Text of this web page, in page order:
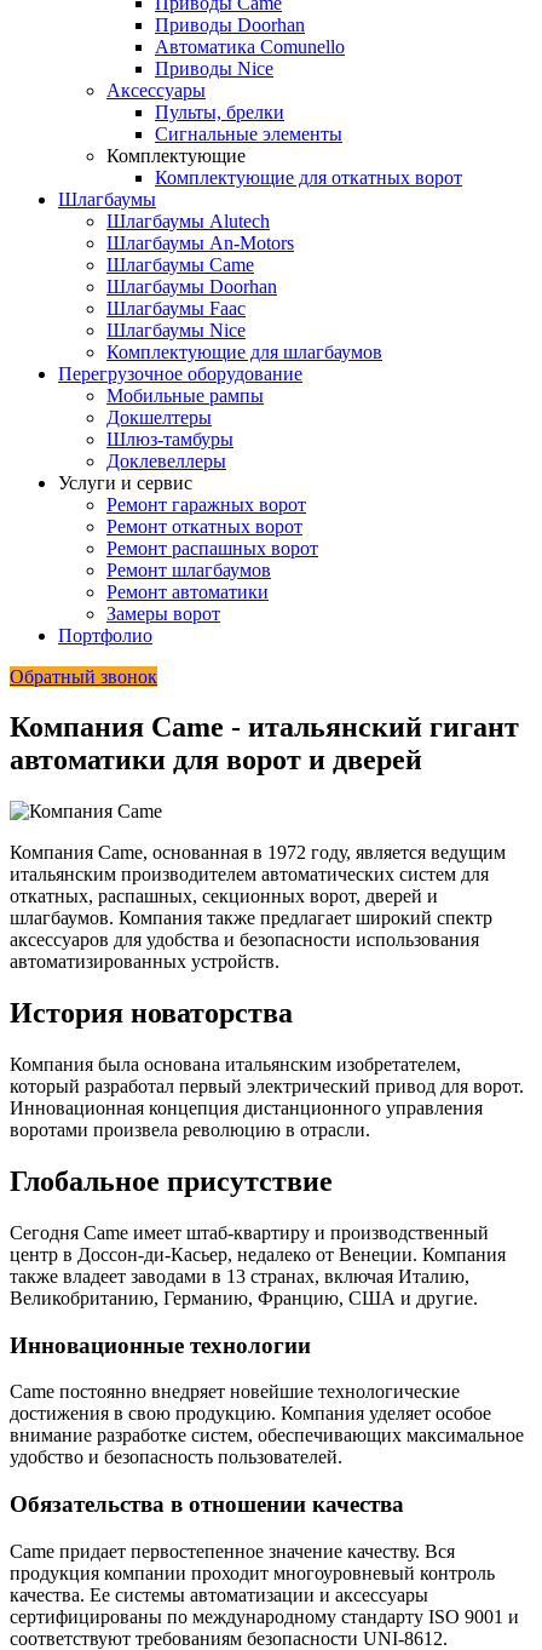
Приводы Doorhan
Автоматика Comunello
Приводы Nice
Аксессуары
Пульты, брелки
Сигнальные элементы
Комплектующие
Комплектующие для откатных ворот
Шлагбаумы
Шлагбаумы Alutech
Шлагбаумы An-Motors
Шлагбаумы Came
Шлагбаумы Doorhan
Шлагбаумы Faac
Шлагбаумы Nice
Комплектующие для шлагбаумов
Перегрузочное оборудование
Мобильные рампы
Докшелтеры
Шлюз-тамбуры
Доклевеллеры
Услуги и сервис
Ремонт гаражных ворот
Ремонт откатных ворот
Ремонт распашных ворот
Ремонт шлагбаумов
Ремонт автоматики
Замеры ворот
Портфолио
Обратный звонок
Компания Came - итальянский гигант
автоматики для ворот и дверей
Компания Came, основанная в 1972 году, является ведущим
итальянским производителем автоматических систем для
откатных, распашных, секционных ворот, дверей и
шлагбаумов. Компания также предлагает широкий спектр
аксессуаров для удобства и безопасности использования
автоматизированных устройств.
История новаторства
Компания была основана итальянским изобретателем,
который разработал первый электрический привод для ворот.
Инновационная концепция дистанционного управления
воротами произвела революцию в отрасли.
Глобальное присутствие
Сегодня Came имеет штаб-квартиру и производственный
центр в Доссон-ди-Касьер, недалеко от Венеции. Компания
также владеет заводами в 13 странах, включая Италию,
Великобританию, Германию, Францию, США и другие.
Инновационные технологии
Came постоянно внедряет новейшие технологические
достижения в свою продукцию. Компания уделяет особое
внимание разработке систем, обеспечивающих максимальное
удобство и безопасность пользователей.
Обязательства в отношении качества
Came придает первостепенное значение качеству. Вся
продукция компании проходит многоуровневый контроль
качества. Ее системы автоматизации и аксессуары
сертифицированы по международному стандарту ISO 9001 и
соответствуют требованиям безопасности UNI-8612.